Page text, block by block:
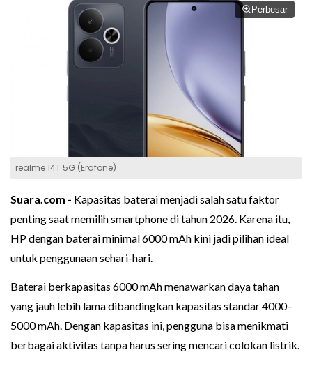
Perbesar
realme 14T 5G (Erafone)
Suara.com - Kapasitas baterai menjadi salah satu faktor
penting saat memilih smartphone di tahun 2026. Karena itu,
HP dengan baterai minimal 6000 mAh kini jadi pilihan ideal
untuk penggunaan sehari-hari.
Baterai berkapasitas 6000 mAh menawarkan daya tahan
yang jauh lebih lama dibandingkan kapasitas standar 4000–
5000 mAh. Dengan kapasitas ini, pengguna bisa menikmati
berbagai aktivitas tanpa harus sering mencari colokan listrik.